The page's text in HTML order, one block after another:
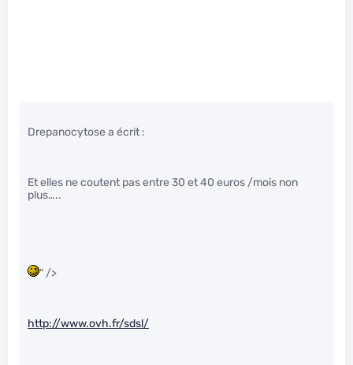
Drepanocytose a écrit :
Et elles ne coutent pas entre 30 et 40 euros /mois non
plus…..
" />
http://www.ovh.fr/sdsl/